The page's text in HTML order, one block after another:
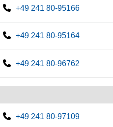
+49 241 80-95166
+49 241 80-95164
+49 241 80-96762
+49 241 80-97109